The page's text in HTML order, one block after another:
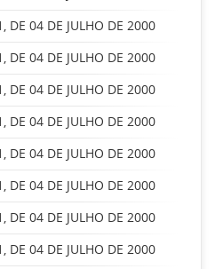
DE 04 DE JULHO DE 2000
DE 04 DE JULHO DE 2000
DE 04 DE JULHO DE 2000
DE 04 DE JULHO DE 2000
DE 04 DE JULHO DE 2000
DE 04 DE JULHO DE 2000
DE 04 DE JULHO DE 2000
DE 04 DE JULHO DE 2000